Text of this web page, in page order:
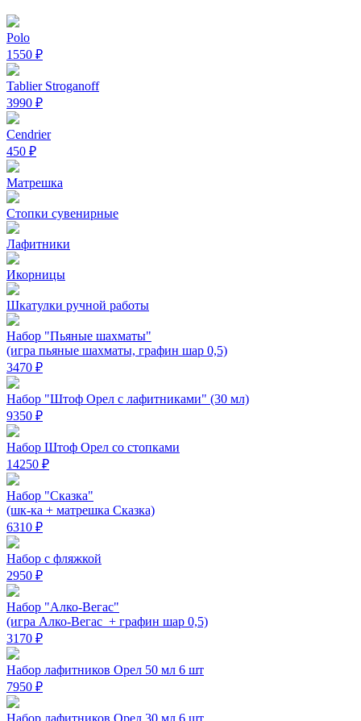
Polo
1550 ₽
Tablier Stroganoff
3990 ₽
Cendrier
450 ₽
Матрешка
Стопки сувенирные
Лафитники
Икорницы
Шкатулки ручной работы
Набор "Пьяные шахматы"
(игра пьяные шахматы, графин шар 0,5)
3470 ₽
Набор "Штоф Орел с лафитниками" (30 мл)
9350 ₽
Набор Штоф Орел со стопками
14250 ₽
Набор "Сказка"
(шк-ка + матрешка Сказка)
6310 ₽
Набор с фляжкой
2950 ₽
Набор "Алко-Вегас"
(игра Алко-Вегас + графин шар 0,5)
3170 ₽
Набор лафитников Орел 50 мл 6 шт
7950 ₽
Набор лафитников Орел 30 мл 6 шт